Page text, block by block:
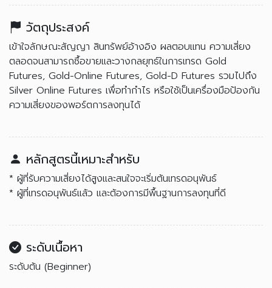
วัตถุประสงค์
เข้าใจลักษณะสัญญา สินทรัพย์อ้างอิง ผลตอบแทน ความเสี่ยง
ตลอดจนสามารถซื้อขายและวางกลยุทธ์ในการเทรด Gold
Futures, Gold-Online Futures, Gold-D Futures รวมไปถึง
Silver Online Futures เพื่อทำกำไร หรือใช้เป็นเครื่องมือป้องกัน
ความเสี่ยงของพอร์ตการลงทุนได้
หลักสูตรนี้เหมาะสำหรับ
* ผู้ที่รับความเสี่ยงได้สูงและสนใจจะเริ่มต้นเทรดอนุพันธ์
* ผู้ที่เทรดอนุพันธ์แล้ว และต้องการมีพื้นฐานการลงทุนที่ดี
ระดับเนื้อหา
ระดับต้น (Beginner)